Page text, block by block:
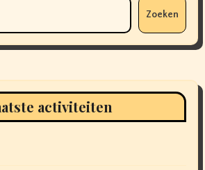
Zoeken
activiteiten